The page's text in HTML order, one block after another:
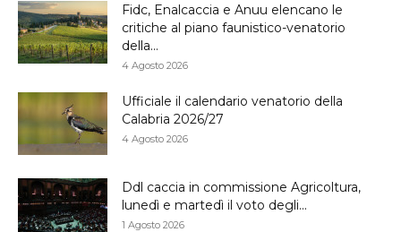
Fidc, Enalcaccia e Anuu elencano le
critiche al piano faunistico-venatorio
della...
4 Agosto 2026
Ufficiale il calendario venatorio della
Calabria 2026/27
4 Agosto 2026
Ddl caccia in commissione Agricoltura,
lunedì e martedì il voto degli...
1 Agosto 2026